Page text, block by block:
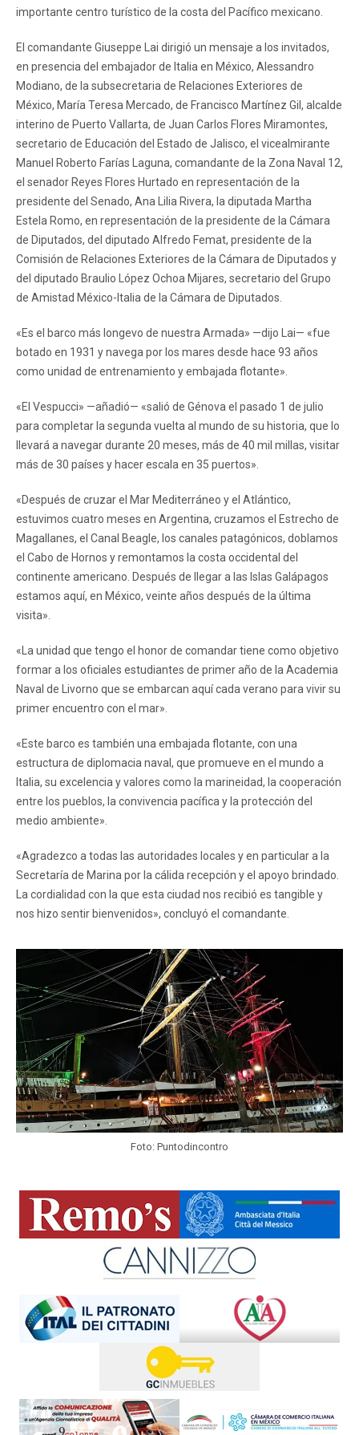
importante centro turístico de la costa del Pacífico mexicano.
El comandante Giuseppe Lai dirigió un mensaje a los invitados,
en presencia del embajador de Italia en México, Alessandro
Modiano, de la subsecretaria de Relaciones Exteriores de
México, María Teresa Mercado, de Francisco Martínez Gil, alcalde
interino de Puerto Vallarta, de Juan Carlos Flores Miramontes,
secretario de Educación del Estado de Jalisco, el vicealmirante
Manuel Roberto Farías Laguna, comandante de la Zona Naval 12,
el senador Reyes Flores Hurtado en representación de la
presidente del Senado, Ana Lilia Rivera, la diputada Martha
Estela Romo, en representación de la presidente de la Cámara
de Diputados, del diputado Alfredo Femat, presidente de la
Comisión de Relaciones Exteriores de la Cámara de Diputados y
del diputado Braulio López Ochoa Mijares, secretario del Grupo
de Amistad México-Italia de la Cámara de Diputados.
«Es el barco más longevo de nuestra Armada» —dijo Lai— «fue
botado en 1931 y navega por los mares desde hace 93 años
como unidad de entrenamiento y embajada flotante».
«El Vespucci» —añadió— «salió de Génova el pasado 1 de julio
para completar la segunda vuelta al mundo de su historia, que lo
llevará a navegar durante 20 meses, más de 40 mil millas, visitar
más de 30 países y hacer escala en 35 puertos».
«Después de cruzar el Mar Mediterráneo y el Atlántico,
estuvimos cuatro meses en Argentina, cruzamos el Estrecho de
Magallanes, el Canal Beagle, los canales patagónicos, doblamos
el Cabo de Hornos y remontamos la costa occidental del
continente americano. Después de llegar a las Islas Galápagos
estamos aquí, en México, veinte años después de la última
visita».
«La unidad que tengo el honor de comandar tiene como objetivo
formar a los oficiales estudiantes de primer año de la Academia
Naval de Livorno que se embarcan aquí cada verano para vivir su
primer encuentro con el mar».
«Este barco es también una embajada flotante, con una
estructura de diplomacia naval, que promueve en el mundo a
Italia, su excelencia y valores como la marineidad, la cooperación
entre los pueblos, la convivencia pacífica y la protección del
medio ambiente».
«Agradezco a todas las autoridades locales y en particular a la
Secretaría de Marina por la cálida recepción y el apoyo brindado.
La cordialidad con la que esta ciudad nos recibió es tangible y
nos hizo sentir bienvenidos», concluyó el comandante.
Foto: Puntodincontro